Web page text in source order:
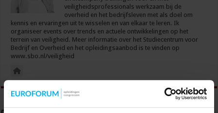
veiligheidsprofessionals werkzaam bij de
overheid en het bedrijfsleven met als doel om
kennis en ervaringen uit te wisselen en van elkaar te leren. Ik
organiseer events over trends en actuele ontwikkelingen op het
terrein van veiligheid. Meer informatie over het Studiecentrum voor
Bedrijf en Overheid en het opleidingsaanbod is te vinden op
www.sbo.nl/veiligheid